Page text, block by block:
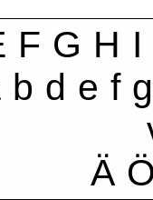
F G H I
b d e f g
Ä